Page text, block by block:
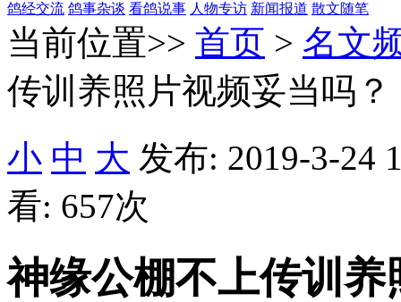
鸽经交流 鸽事杂谈 看鸽说事 人物专访 新闻报道 散文随笔
当前位置>> 首页 > 名文
传训养照片视频妥当吗？
小 中 大 发布: 2019-3-24
看: 657次
神缘公棚不上传训